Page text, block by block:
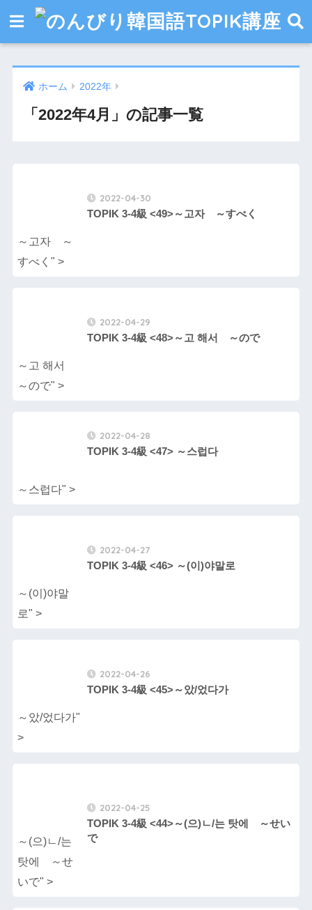
ホーム 2022年
「2022年4月」の記事一覧
～고자 ～
すべく" >
2022-04-30
TOPIK 3-4級 <49>～고자 ～すべく
～고 해서
～ので" >
2022-04-29
TOPIK 3-4級 <48>～고 해서 ～ので
～스럽다" >
2022-04-28
TOPIK 3-4級 <47> ～스럽다
～(이)야말
로" >
2022-04-27
TOPIK 3-4級 <46> ～(이)야말로
～았/었다가"
>
2022-04-26
TOPIK 3-4級 <45>～았/었다가
～(으)ㄴ/는
탓에 ～せ
いで" >
2022-04-25
TOPIK 3-4級 <44>～(으)ㄴ/는 탓에 ～せい
で